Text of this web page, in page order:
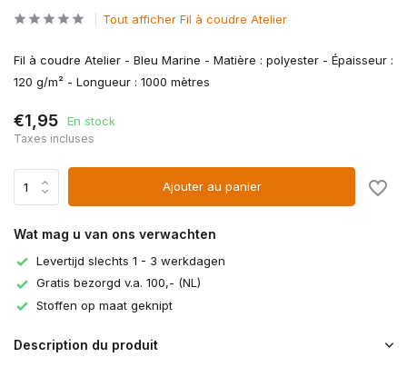
Tout afficher Fil à coudre Atelier
Fil à coudre Atelier - Bleu Marine - Matière : polyester - Épaisseur :
120 g/m² - Longueur : 1000 mètres
€1,95 En stock
Taxes incluses
Ajouter au panier
Wat mag u van ons verwachten
Levertijd slechts 1 - 3 werkdagen
Gratis bezorgd v.a. 100,- (NL)
Stoffen op maat geknipt
Description du produit